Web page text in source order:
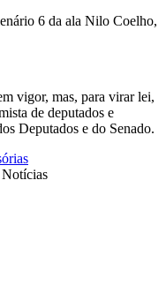
6 da ala Nilo Coelho,
vigor, mas, para virar lei,
de deputados e
Deputados e do Senado.